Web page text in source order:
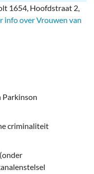
1654, Hoofdstraat 2,
info over Vrouwen van
Parkinson
criminaliteit